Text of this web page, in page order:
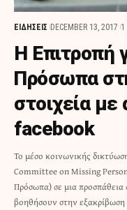
ΕΙΔΗΣΕΙΣ DECEMBER 13, 2017 1
Η Επιτροπή
Πρόσωπα
στοιχεία
facebook
Το μέσο κοινωνικής
Committee on Missing
Πρόσωπα) σε μια
βοηθήσουν στην